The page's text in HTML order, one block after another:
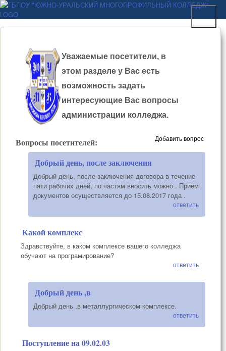
Перейти к основному
содержанию
ГБПОУ "ЮЖНО-
УРАЛЬСКИЙ
МНОГОПРОФИЛЬНЫЙ
КОЛЛЕДЖ" Уважаемые посетители, в
этом разделе у Вас есть
возможность задать
интересующие Вас вопросы
администрации колледжа.
Добавить вопрос
Вопросы посетителей:
Добрый день, после заключения
Добрый день, после заключения договора в течение
пяти рабочих дней, по частям вносить можно . Приём
документов осуществляется до 15.08.2017 года .
ответить
Какой комплекс
Здравствуйте, в каком комплексе вашего колледжа
обучают на програмирование?
ответить
Добрый день ,в
Добрый день ,в металлургическом комплексе.
ответить
Поступление на 09.02.03